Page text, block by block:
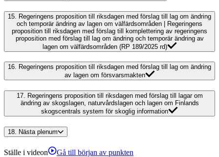
15. Regeringens proposition till riksdagen med förslag till lag om ändring
och temporär ändring av lagen om välfärdsområden | Regeringens
proposition till riksdagen med förslag till komplettering av regeringens
proposition med förslag till lag om ändring och temporär ändring av
lagen om välfärdsområden (RP 189/2025 rd)
16. Regeringens proposition till riksdagen med förslag till lag om ändring
av lagen om försvarsmakten
17. Regeringens proposition till riksdagen med förslag till lagar om
ändring av skogslagen, naturvårdslagen och lagen om Finlands
skogscentrals system för skoglig information
18. Nästa plenum
Ställe i videon Gå till början av punkten